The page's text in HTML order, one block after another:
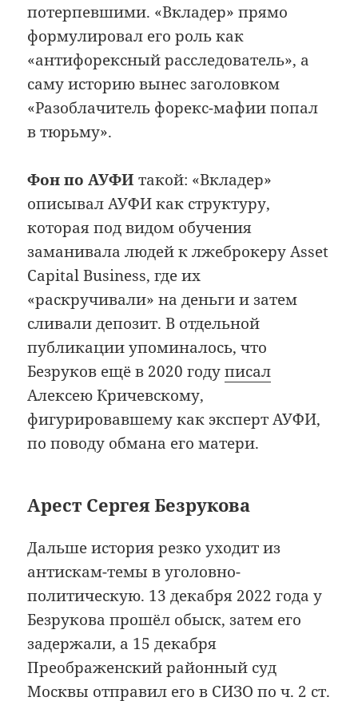
потерпевшими. «Вкладер» прямо
формулировал его роль как
«антифорексный расследователь», а
саму историю вынес заголовком
«Разоблачитель форекс-мафии попал
в тюрьму».
Фон по АУФИ такой: «Вкладер»
описывал АУФИ как структуру,
которая под видом обучения
заманивала людей к лжеброкеру Asset
Capital Business, где их
«раскручивали» на деньги и затем
сливали депозит. В отдельной
публикации упоминалось, что
Безруков ещё в 2020 годуписал
Алексею Кричевскому,
фигурировавшему как эксперт АУФИ,
по поводу обмана его матери.
Арест Сергея Безрукова
Дальше история резко уходит из
антискам-темы в уголовно-
политическую. 13 декабря 2022 года у
Безрукова прошёл обыск, затем его
задержали, а 15 декабря
Преображенский районный суд
Москвы отправил его в СИЗО по ч. 2 ст.